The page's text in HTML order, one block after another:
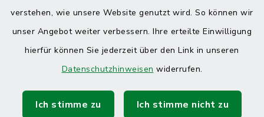
verstehen, wie unsere Website genutzt wird. So können wir
unser Angebot weiter verbessern. Ihre erteilte Einwilligung
hierfür können Sie jederzeit über den Link in unseren
Datenschutzhinweisen widerrufen.
Ich stimme zu Ich stimme nicht zu